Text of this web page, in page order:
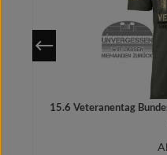
15.6 Veteranentag